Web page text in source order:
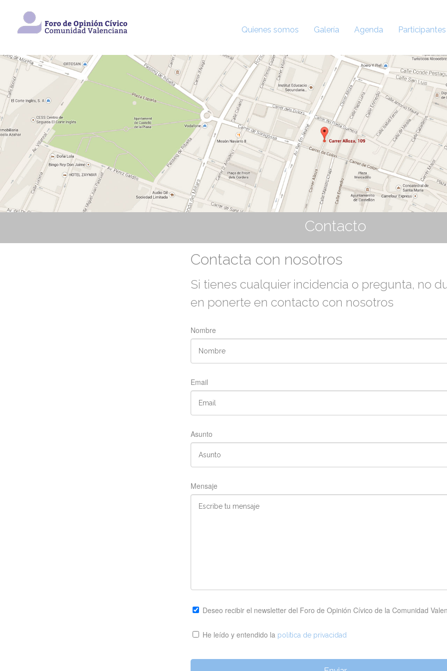
Quienes somos Galería Agenda Participantes
Contacto
Contacta con nosotros
Si tienes cualquier incidencia o pregunta, no
en ponerte en contacto con nosotros
Nombre
Email
Asunto
Mensaje
Deseo recibir el newsletter del Foro de Opinión Cívico de la Comunidad
He leído y entendido la política de privacidad